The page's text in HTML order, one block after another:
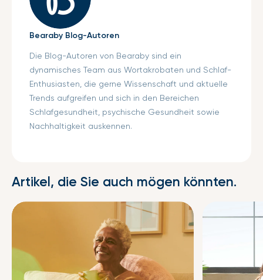
Bearaby Blog-Autoren
Die Blog-Autoren von Bearaby sind ein
dynamisches Team aus Wortakrobaten und Schlaf-
Enthusiasten, die gerne Wissenschaft und aktuelle
Trends aufgreifen und sich in den Bereichen
Schlafgesundheit, psychische Gesundheit sowie
Nachhaltigkeit auskennen.
Artikel, die Sie auch mögen könnten.